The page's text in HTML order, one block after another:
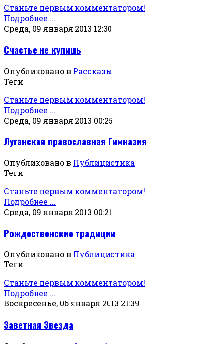
Станьте первым комментатором!
Подробнее ...
Среда, 09 января 2013 12:30
Счастье не купишь
Опубликовано в Рассказы
Теги
Станьте первым комментатором!
Подробнее ...
Среда, 09 января 2013 00:25
Луганская православная Гимназия
Опубликовано в Публицистика
Теги
Станьте первым комментатором!
Подробнее ...
Среда, 09 января 2013 00:21
Рождественские традиции
Опубликовано в Публицистика
Теги
Станьте первым комментатором!
Подробнее ...
Воскресенье, 06 января 2013 21:39
Заветная Звезда